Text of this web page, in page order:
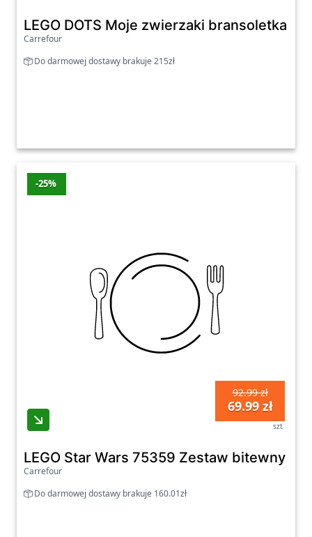
LEGO DOTS Moje zwierzaki bransoletka
Carrefour
Do darmowej dostawy brakuje 215zł
-25%
92.99 zł
69.99 zł
szt
LEGO Star Wars 75359 Zestaw bitewny z
Carrefour
Do darmowej dostawy brakuje 160.01zł